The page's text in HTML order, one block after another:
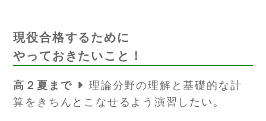
現役合格するために
やっておきたいこと！
高２夏まで
理論分野の理解と基礎的な計
算をきちんとこなせるよう演習したい。